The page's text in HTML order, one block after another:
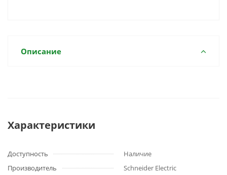
Описание
Характеристики
Доступность
Наличие
Производитель
Schneider Electric